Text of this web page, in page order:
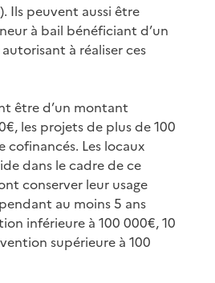
Ils peuvent aussi être
à bail bénéficiant d’un
à réaliser ces
être d’un montant
les projets de plus de 100
Les locaux
dans le cadre de ce
conserver leur usage
au moins 5 ans
inférieure à 100 000€, 10
supérieure à 100